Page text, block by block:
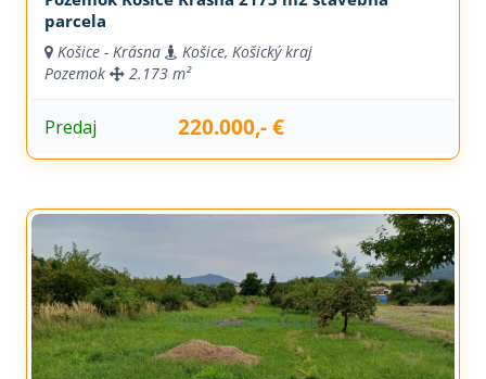
parcela
Košice - Krásna
Košice, Košický kraj
Pozemok
2.173 m²
Predaj 220.000,- €